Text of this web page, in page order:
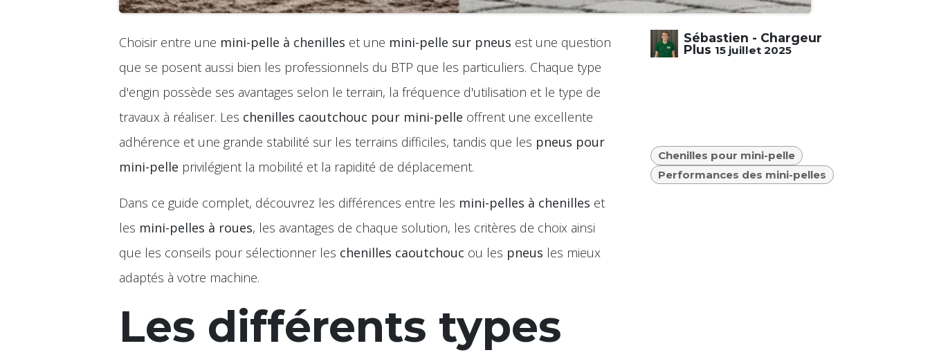
Choisir entre une mini-pelle à chenilles et une mini-pelle sur pneus est une question
que se posent aussi bien les professionnels du BTP que les particuliers. Chaque type
d'engin possède ses avantages selon le terrain, la fréquence d'utilisation et le type de
travaux à réaliser. Les chenilles caoutchouc pour mini-pelle offrent une excellente
adhérence et une grande stabilité sur les terrains difficiles, tandis que les pneus pour
mini-pelle privilégient la mobilité et la rapidité de déplacement.
Dans ce guide complet, découvrez les différences entre les mini-pelles à chenilles et
les mini-pelles à roues, les avantages de chaque solution, les critères de choix ainsi
que les conseils pour sélectionner les chenilles caoutchouc ou les pneus les mieux
adaptés à votre machine.
Les différents types
Sébastien - Chargeur
Plus 15 juillet 2025
Chenilles pour mini-pelle
Performances des mini-pelles